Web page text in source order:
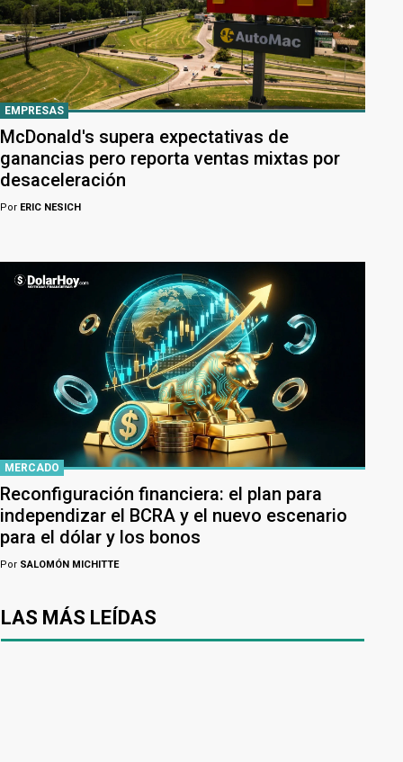
EMPRESAS
McDonald's supera expectativas de
ganancias pero reporta ventas mixtas por
desaceleración
Por ERIC NESICH
MERCADO
Reconfiguración financiera: el plan para
independizar el BCRA y el nuevo escenario
para el dólar y los bonos
Por SALOMÓN MICHITTE
LAS MÁS LEÍDAS